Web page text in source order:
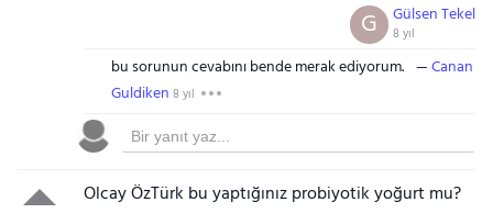
Gülsen Tekel
8 yıl
G
bu sorunun cevabını bende merak ediyorum.
Canan
Guldiken 8 yıl
Olcay ÖzTürk bu yaptığınız probiyotik yoğurt mu?